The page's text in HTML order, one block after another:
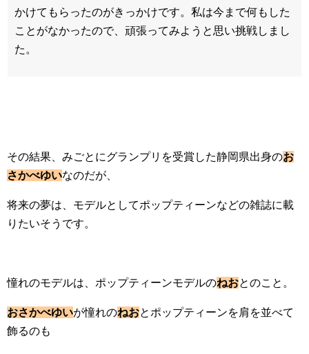
かけてもらったのがきっかけです。私は今まで何もした
ことがなかったので、頑張ってみようと思い挑戦しまし
た。
その結果、みごとにグランプリを受賞した静岡県出身のお
さかべゆいなのだが、
将来の夢は、モデルとしてポップティーンなどの雑誌に載
りたいそうです。
憧れのモデルは、ポップティーンモデルのねおとのこと。
おさかべゆいが憧れのねおとポップティーンを肩を並べて
飾るのも